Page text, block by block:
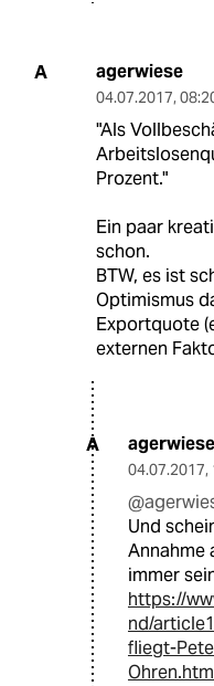
A agerwiese
04.07.2017,
"Als
Prozent."
Ein paar
schon.
BTW, es ist
Optimismus
Exportquote
externen
A agerwiese
04.07.2017,
Und
Annahme
immer
https://
nd/
fliegt-